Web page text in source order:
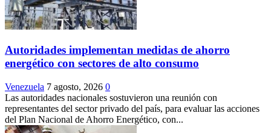
Autoridades implementan medidas de ahorro
energético con sectores de alto consumo
Venezuela 7 agosto, 2026 0
Las autoridades nacionales sostuvieron una reunión con
representantes del sector privado del país, para evaluar las acciones
del Plan Nacional de Ahorro Energético, con...